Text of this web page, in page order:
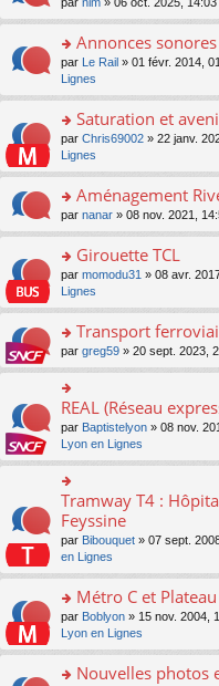
ré
e
nt
lu
pl
u
ré
e
nt
g
e
n
n
pl
u
ré
e
nt
a
g
e
n
o
lu
u
s
ré
e
nt
er
le
m
e
s
g
e
n
o
n
le
u
s
ré
c
nt
n
ult
er
le
m
e
s
s
e
n
o
n
le
s
ré
c
e
nt
o
s
er
le
m
e
s
s
e
n
o
n
lu
pl
s
ré
c
nt
Annonces
par Le Rail » 01 févr. 2014,
Lignes
o
s
er
le
m
e
s
s
e
n
o
n
lu
pl
ré
e
nt
Saturation et
par Chris69002 » 22 janv.
Lignes
o
n
ult
er
le
m
e
s
a
e
n
o
n
lu
le
pl
u
s
ré
c
e
nt
Aménagement
par nanar » 08 nov. 2021,
o
s
er
le
m
e
s
s
a
e
o
n
lu
le
pl
s
ré
c
e
nt
Girouette TCL
par momodu31 » 08 avr.
Lignes
o
n
s
ult
er
le
m
e
s
a
e
n
lu
le
pl
s
Transport
par greg59 » 20 sept. 2023,
o
n
s
le
m
e
s
s
a
e
n
o
n
lu
REAL (Réseau
par Baptistelyon » 08 nov.
Lyon en Lignes
o
n
ult
le
m
e
s
s
g
Tramway T4 :
Feyssine
par Bibouquet » 07 sept.
en Lignes
o
s
er
Métro C et
par Boblyon » 15 nov. 2004,
Lyon en Lignes
Nouvelles photos